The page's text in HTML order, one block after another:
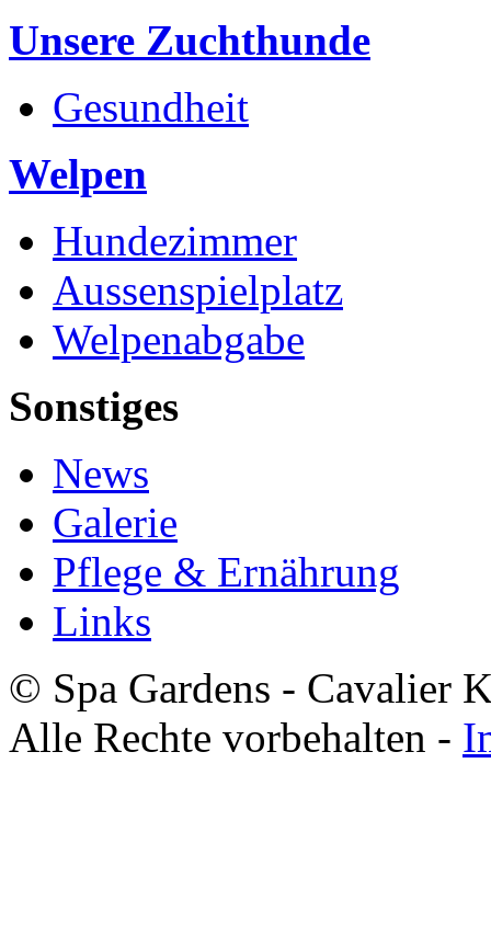
Unsere Zuchthunde
Gesundheit
Welpen
Hundezimmer
Aussenspielplatz
Welpenabgabe
Sonstiges
News
Galerie
Pflege & Ernährung
Links
© Spa Gardens - Cavalier
Alle Rechte vorbehalten -